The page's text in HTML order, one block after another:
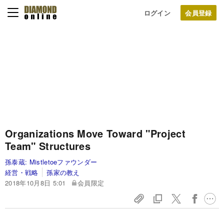
ログイン
Organizations Move Toward "Project
Team" Structures
孫泰蔵: Mistletoeファウンダー
経営・戦略
孫家の教え
2018年10月8日 5:01
会員限定